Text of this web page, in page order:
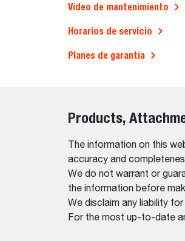
Vídeo de mantenimiento
Horarios de servicio
Planes de garantía
Products,
The information on this
accuracy and
We do not warrant or
the information before
We disclaim any liability
For the most up-to-date